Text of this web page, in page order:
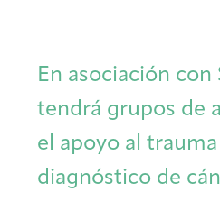
DC
Our
En asociación
tendrá grupos de
el apoyo al
diagnóstico de